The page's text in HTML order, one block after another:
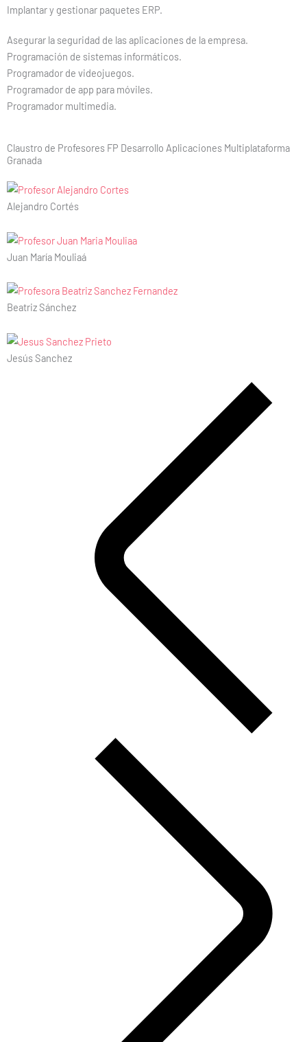
Implantar y gestionar paquetes ERP.
Asegurar la seguridad de las aplicaciones de la empresa.
Programación de sistemas informáticos.
Programador de videojuegos.
Programador de app para móviles.
Programador multimedia.
Claustro de Profesores FP Desarrollo Aplicaciones Multiplataforma
Granada
Alejandro Cortés
Juan María Mouliaá
Beatriz Sánchez
Jesús Sanchez